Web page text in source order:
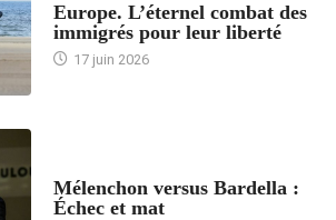
Europe. L’éternel combat des
immigrés pour leur liberté
17 juin 2026
Mélenchon versus Bardella :
Échec et mat